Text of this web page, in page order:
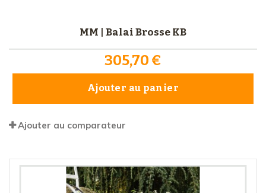
MM | Balai Brosse KB
305,70 €
Ajouter au panier
Ajouter au comparateur